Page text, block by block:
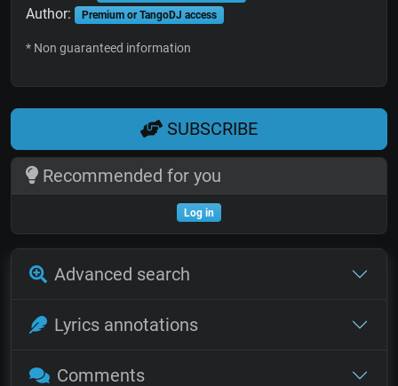
Author: Premium or TangoDJ access
* Non guaranteed information
SUBSCRIBE
Recommended for you
Log in
Advanced search
Lyrics annotations
Comments